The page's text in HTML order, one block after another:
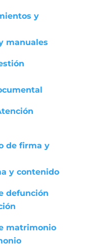
y
manuales
de firma y
y contenido
defunción
matrimonio